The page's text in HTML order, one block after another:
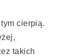
cierpią.
takich